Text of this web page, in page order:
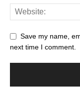
Save my name,
next time I comment.